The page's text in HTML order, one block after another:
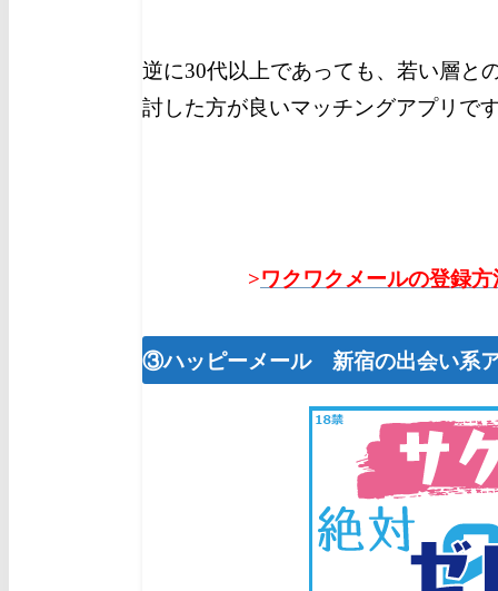
逆に30代以上であっても、若い層と
討した方が良いマッチングアプリで
>ワクワクメールの登録
③ハッピーメール 新宿の出会い系